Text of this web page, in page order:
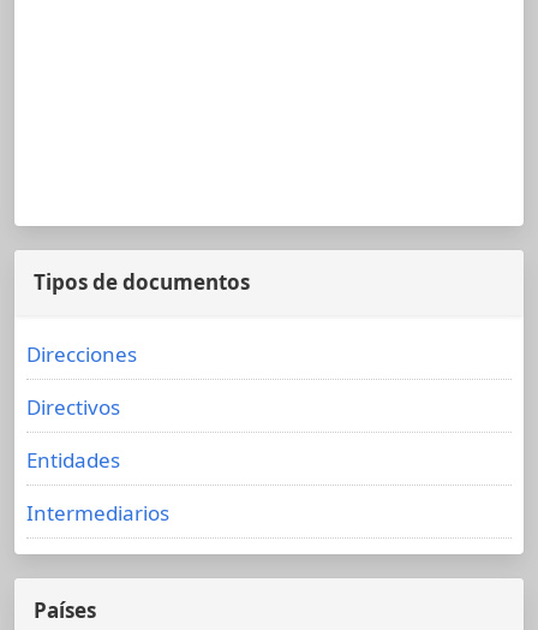
Tipos de documentos
Direcciones
Directivos
Entidades
Intermediarios
Países